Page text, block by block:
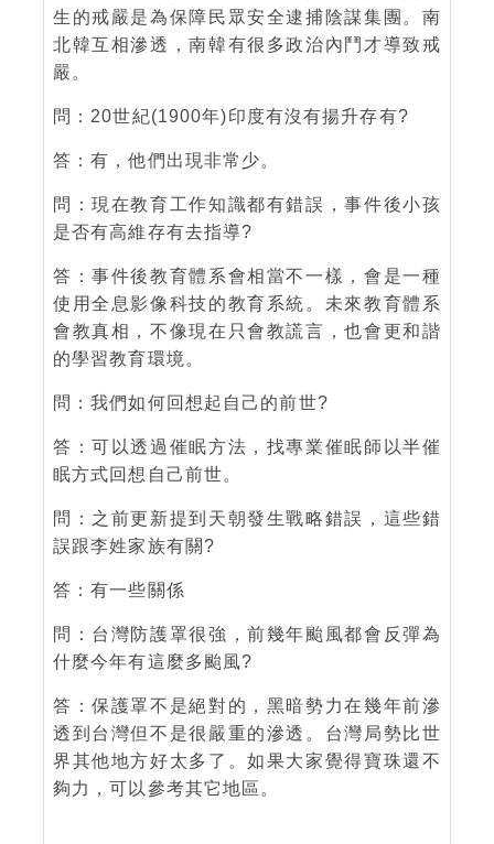
生的戒嚴是為保障民眾安全逮捕陰謀集團。南
北韓互相滲透，南韓有很多政治內鬥才導致戒
嚴。
問：20世紀(1900年)印度有沒有揚升存有?
答：有，他們出現非常少。
問：現在教育工作知識都有錯誤，事件後小孩
是否有高維存有去指導?
答：事件後教育體系會相當不一樣，會是一種
使用全息影像科技的教育系統。未來教育體系
會教真相，不像現在只會教謊言，也會更和諧
的學習教育環境。
問：我們如何回想起自己的前世?
答：可以透過催眠方法，找專業催眠師以半催
眠方式回想自己前世。
問：之前更新提到天朝發生戰略錯誤，這些錯
誤跟李姓家族有關?
答：有一些關係
問：台灣防護罩很強，前幾年颱風都會反彈為
什麼今年有這麼多颱風?
答：保護罩不是絕對的，黑暗勢力在幾年前滲
透到台灣但不是很嚴重的滲透。台灣局勢比世
界其他地方好太多了。如果大家覺得寶珠還不
夠力，可以參考其它地區。